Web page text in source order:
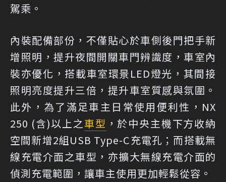
駕乘。
內裝配備部份，不僅貼心於車側後門把手新
增照明，提升夜間開關車門辨識度，車室內
裝亦優化，搭載車室環景LED燈光，其間接
照明亮度提升三倍，提升車室質感與氛圍。
此外，為了滿足車主日常使用便利性，NX
250 (含)以上之車型 ，於中央主機下方收納
空間新增2組USB Type-C充電孔；而搭載無
線充電介面之車型，亦擴大無線充電介面的
偵測充電範圍，讓車主使用更加輕鬆從容。